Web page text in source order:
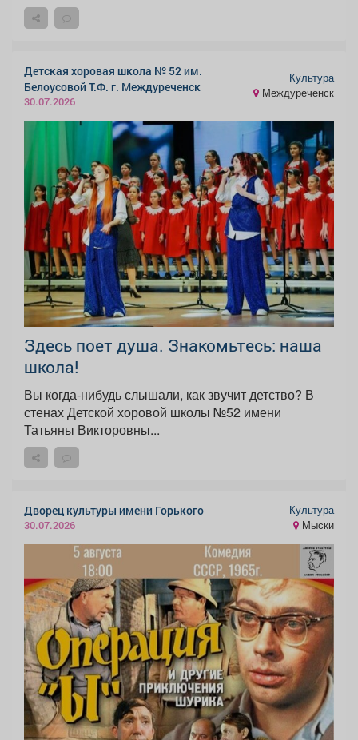
Детская хоровая школа № 52 им.
Белоусовой Т.Ф. г. Междуреченск
30.07.2026
Культура
Междуреченск
Здесь поет душа. Знакомьтесь: наша
школа!
Вы когда-нибудь слышали, как звучит детство? В
стенах Детской хоровой школы №52 имени
Татьяны Викторовны...
Дворец культуры имени Горького
30.07.2026
Культура
Мыски